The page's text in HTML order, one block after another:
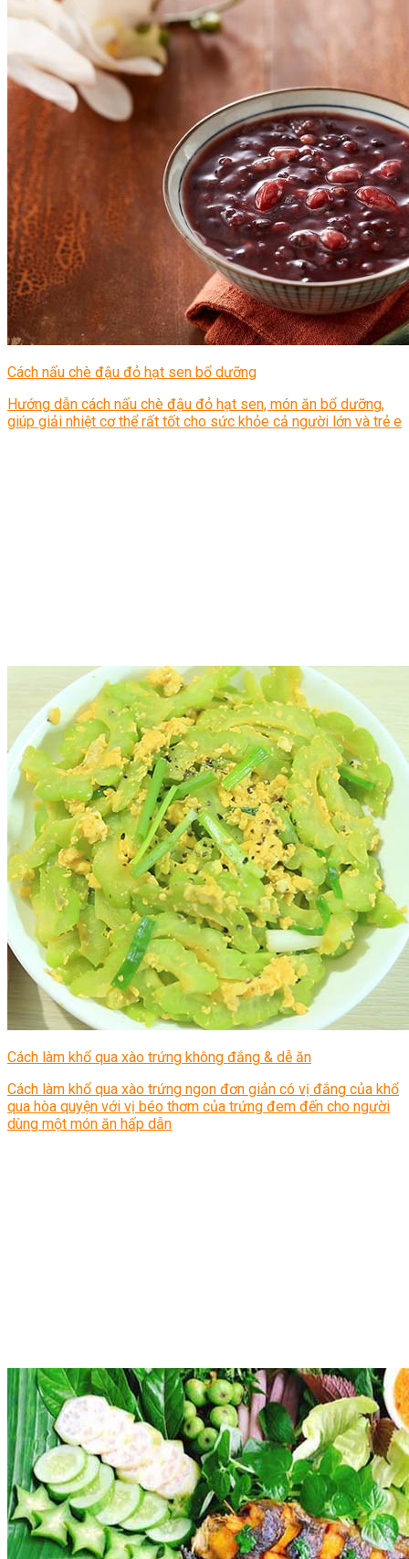
Cách nấu chè đậu đỏ hạt sen bổ dưỡng
Hướng dẫn cách nấu chè đậu đỏ hạt sen, món ăn bổ dưỡng,
giúp giải nhiệt cơ thể rất tốt cho sức khỏe cả người lớn và trẻ e
Cách làm khổ qua xào trứng không đắng & dễ ăn
Cách làm khổ qua xào trứng ngon đơn giản có vị đắng của khổ
qua hòa quyện với vị béo thơm của trứng đem đến cho người
dùng một món ăn hấp dẫn